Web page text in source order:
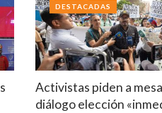
Activistas piden a
diálogo elección
DESTACADAS